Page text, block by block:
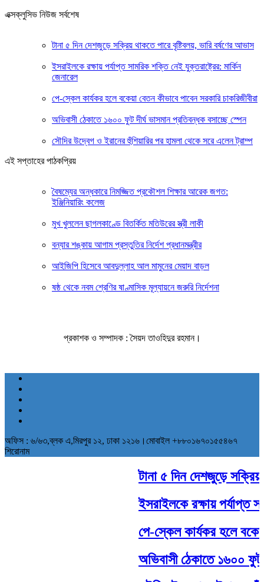
এক্সক্লুসিভ নিউজ সর্বশেষ
টানা ৫ দিন দেশজুড়ে সক্রিয় থাকতে পারে বৃষ্টিবলয়, ভারি বর্ষণের আভাস
ইসরাইলকে রক্ষায় পর্যাপ্ত সামরিক শক্তি নেই যুক্তরাষ্ট্রের: মার্কিন
জেনারেল
পে-স্কেল কার্যকর হলে বকেয়া বেতন কীভাবে পাবেন সরকারি চাকরিজীবীরা
অভিবাসী ঠেকাতে ১৬০০ ফুট দীর্ঘ ভাসমান প্রতিবন্ধক বসাচ্ছে স্পেন
সৌদির উদ্বেগ ও ইরানের হুঁশিয়ারির পর হামলা থেকে সরে এলেন ট্রাম্প
এই সপ্তাহের পাঠকপ্রিয়
বৈষম্যের অন্ধকারে নিমজ্জিত প্রকৌশল শিক্ষার আরেক জগত:
ইঞ্জিনিয়ারিং কলেজ
মুখ খুললেন ছাগলকাণ্ডে বিতর্কিত মতিউরের স্ত্রী লাকী
বন্যার শঙ্কায় আগাম প্রস্তুতির নির্দেশ প্রধানমন্ত্রীর
আইজিপি হিসেবে আবদুল্লাহ আল মামুনের মেয়াদ বাড়ল
ষষ্ঠ থেকে নবম শ্রেণির ষাণ্মাসিক মূল্যায়নে জরুরি নির্দেশনা
প্রকাশক ও সম্পাদক : সৈয়দ তাওহিদুর রহমান।
অফিস : ৬/৬৩,ব্লক এ,মিরপুর ১২, ঢাকা ১২১৬।মোবাইল +৮৮০১৬৭০১৫৫৪৬৭
শিরোনাম
টানা ৫ দিন দেশজুড়ে সক্রিয়
ইসরাইলকে রক্ষায় পর্যাপ্ত
পে-স্কেল কার্যকর হলে বকেয়া
অভিবাসী ঠেকাতে ১৬০০ ফুট